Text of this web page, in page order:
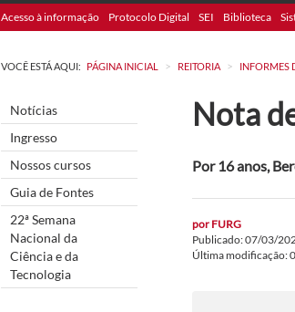
Acesso à informação Protocolo Digital SEI Biblioteca
VOCÊ ESTÁ AQUI: PÁGINA INICIAL > REITORIA > INFORMES
Notícias
Ingresso
Nossos cursos
Guia de Fontes
22ª Semana
Nacional da
Ciência e da
Tecnologia
Nota
Por 16 anos,
por FURG
Publicado: 07/03/
Última modificação: